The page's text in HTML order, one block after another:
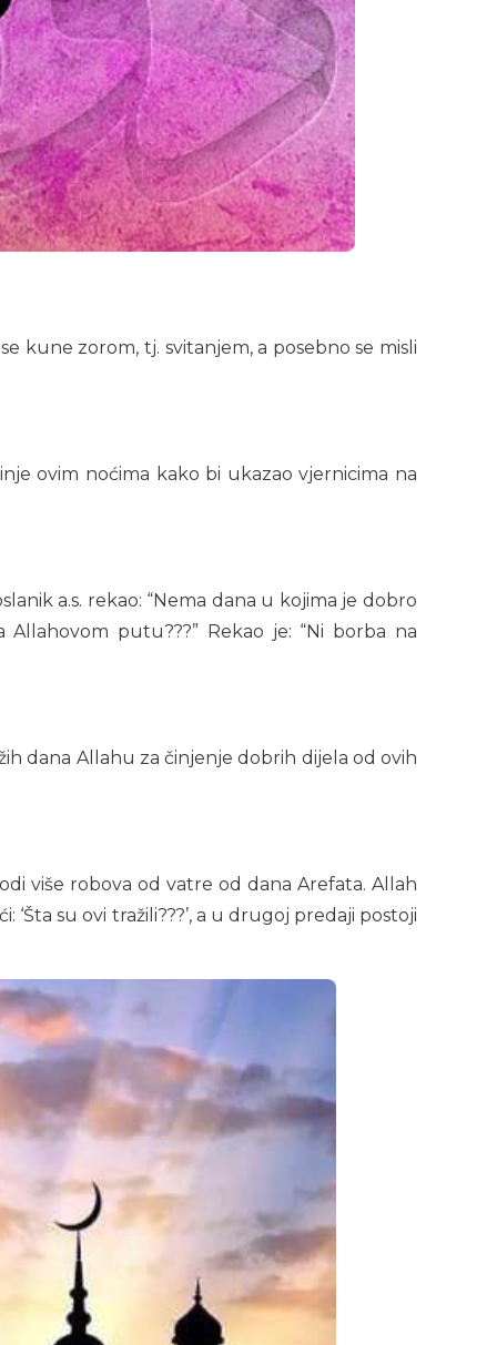
kune zorom, tj. svitanjem, a posebno se misli
ovim noćima kako bi ukazao vjernicima na
a.s. rekao: “Nema dana u kojima je dobro
putu???” Rekao je: “Ni borba na
dana Allahu za činjenje dobrih dijela od ovih
više robova od vatre od dana Arefata. Allah
su ovi tražili???’, a u drugoj predaji postoji